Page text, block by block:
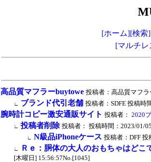
[ホーム][検索]
[マルチ
高品質マフラーbuytowe 投稿者：高品質マフ
∟ ブランド代引老舗 投稿者：SDFE 投稿時
腕時計コピー激安通販サイト 投稿者： 2020
∟ 投稿者削除 投稿者： 投稿時間：2023/01/
∟ N級品iPhoneケース 投稿者：DFF
∟ Ｒｅ：胴体の大人のおもちゃはどこ
[木曜日] 15:56:57No.[1045]